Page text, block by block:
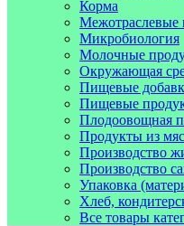
Корма
Межотраслевые
Микробиология
Молочные
Окружающая
Пищевые
Пищевые
Плодоовощная
Продукты из
Производство
Производство
Упаковка
Хлеб,
Все товары